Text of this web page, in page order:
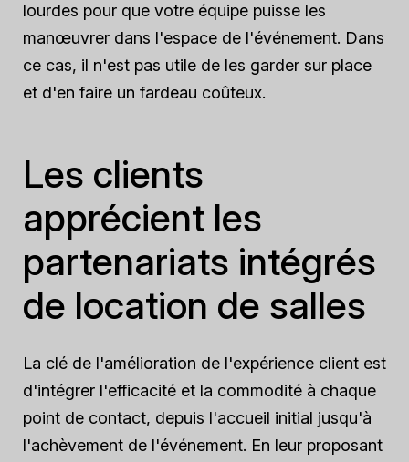
lourdes pour que votre équipe puisse les
manœuvrer dans l'espace de l'événement. Dans
ce cas, il n'est pas utile de les garder sur place
et d'en faire un fardeau coûteux.
Les clients
apprécient les
partenariats intégrés
de location de salles
La clé de l'amélioration de l'expérience client est
d'intégrer l'efficacité et la commodité à chaque
point de contact, depuis l'accueil initial jusqu'à
l'achèvement de l'événement. En leur proposant